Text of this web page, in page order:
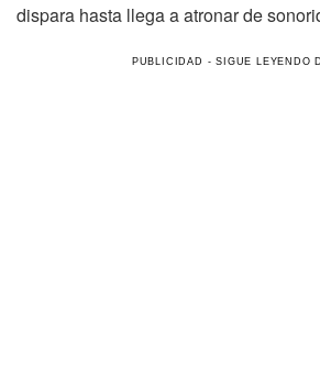
dispara hasta llega a atronar de